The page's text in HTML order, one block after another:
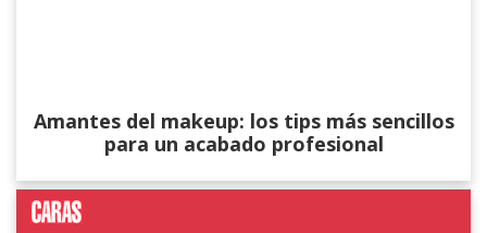
Amantes del makeup: los tips más sencillos
para un acabado profesional